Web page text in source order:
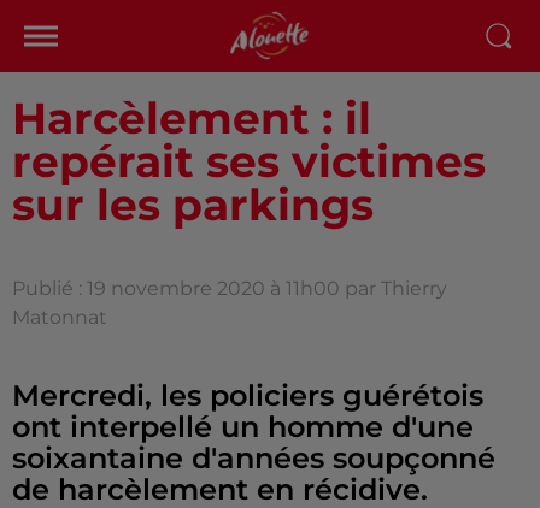
Harcèlement : il
repérait ses victimes
sur les parkings
Publié : 19 novembre 2020 à 11h00 par Thierry
Matonnat
Mercredi, les policiers guérétois
ont interpellé un homme d'une
soixantaine d'années soupçonné
de harcèlement en récidive.